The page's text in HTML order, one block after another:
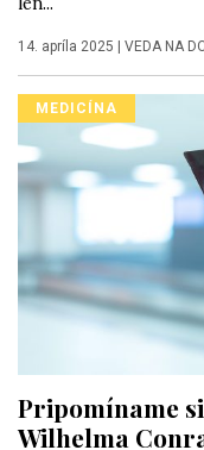
14. apríla 2025 | VEDA NA
MEDICÍNA
Pripomíname
Wilhelma